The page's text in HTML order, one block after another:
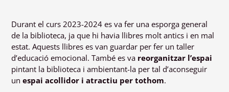
Durant el curs 2023-2024 es va fer una esporga general
de la biblioteca, ja que hi havia llibres molt antics i en mal
estat. Aquests llibres es van guardar per fer un taller
d’educació emocional. També es va reorganitzar l’espai
pintant la biblioteca i ambientant-la per tal d’aconseguir
unespai acollidor i atractiu per tothom.